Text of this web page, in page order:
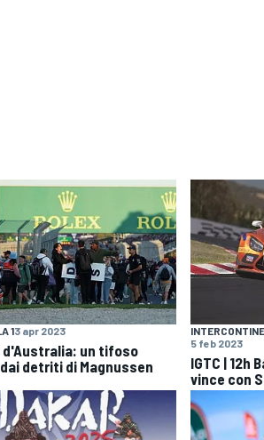
13 apr 2023
d'Australia: un tifoso
detriti di Magnussen
5 feb 2023
IGTC | 12h
vince con